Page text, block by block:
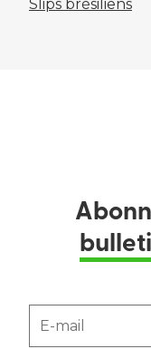
Slips brésiliens
E-mail